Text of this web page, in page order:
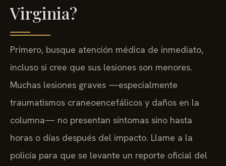
Virginia?
Primero, busque atención médica de inmediato,
incluso si cree que sus lesiones son menores.
Muchas lesiones graves —especialmente
traumatismos craneoencefálicos y daños en la
columna— no presentan síntomas sino hasta
horas o días después del impacto. Llame a la
policía para que se levante un reporte oficial del